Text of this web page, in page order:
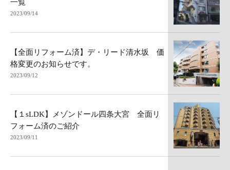
一覧
2023/09/14
【全面リフォーム済】デ・リード清水坂 価
格変更のお知らせです。
2023/09/12
【１sLDK】メゾンドール四条大宮 全面リ
フォーム済のご紹介
2023/09/11